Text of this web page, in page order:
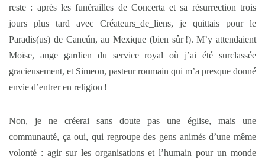
reste : après les funérailles de Concerta et sa résurrection trois
jours plus tard avec Créateurs_de_liens, je quittais pour le
Paradis(us) de Cancún, au Mexique (bien sûr !). M’y attendaient
Moïse, ange gardien du service royal où j’ai été surclassée
gracieusement, et Simeon, pasteur roumain qui m’a presque donné
envie d’entrer en religion !
Non, je ne créerai sans doute pas une église, mais une
communauté, ça oui, qui regroupe des gens animés d’une même
volonté : agir sur les organisations et l’humain pour un monde